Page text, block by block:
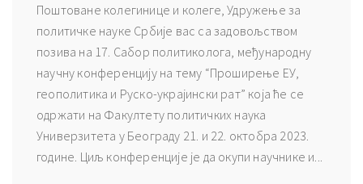
Поштоване колегинице и колеге, Удружење за
политичке науке Србије вас са задовољством
позива на 17. Сабор политиколога, међународну
научну конференцију на тему “Проширење ЕУ,
геополитика и Руско-украјински рат” која ће се
одржати на Факултету политичких наука
Универзитета у Београду 21. и 22. октобра 2023.
године. Циљ конференције је да окупи научнике и...